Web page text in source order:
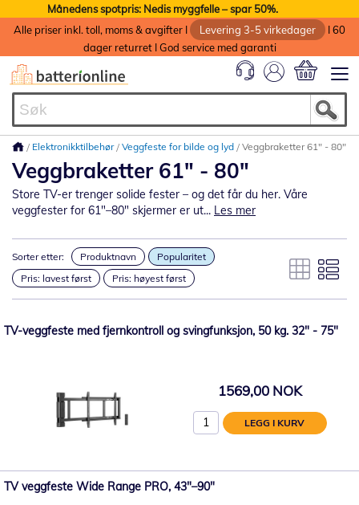
Månedens spotpris: Nedis myggfelle – spar 50%.
Alle priser inkl. toll, moms & avgifter I
Levering 3-5 virkedager
I 60
dager returret I God service med garanti
Elektronikktilbehør Veggfeste for bilde og lyd Veggbraketter 61" - 80"
Veggbraketter 61" - 80"
Store TV-er trenger solide fester – og det får du her. Våre
veggfester for 61"–80" skjermer er ut... Les mer
Sorter etter: Produktnavn
Popularitet
Pris: lavest først
Pris: høyest først
TV-veggfeste med fjernkontroll og svingfunksjon, 50 kg. 32" - 75"
1569,00 NOK
LEGG I KURV
TV veggfeste Wide Range PRO, 43"–90"